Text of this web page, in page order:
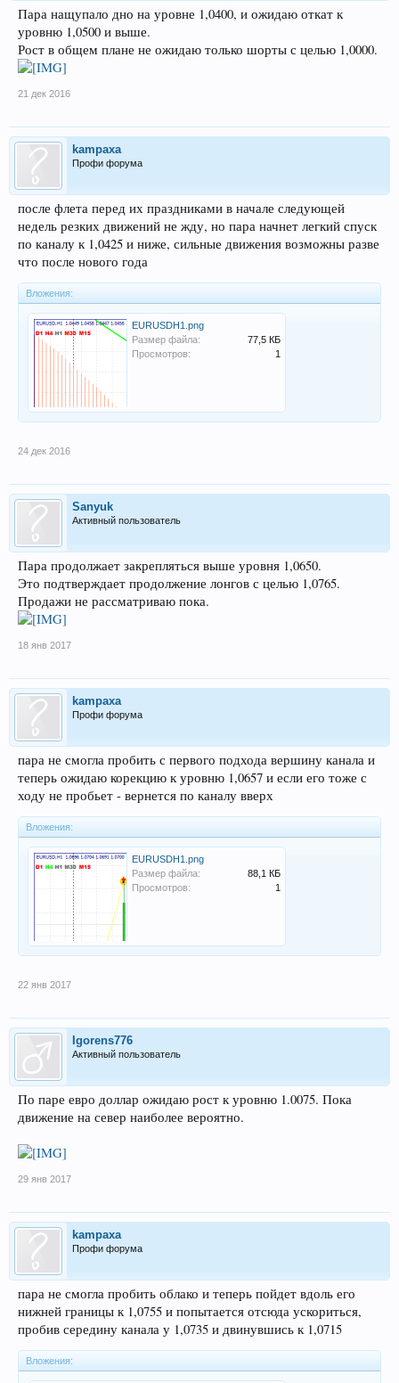
Пара нащупало дно на уровне 1,0400, и ожидаю откат к
уровню 1,0500 и выше.
Рост в общем плане не ожидаю только шорты с целью 1,0000.
21 дек 2016
kampaxa
Профи форума
после флета перед их праздниками в начале следующей
недель резких движений не жду, но пара начнет легкий спуск
по каналу к 1,0425 и ниже, сильные движения возможны разве
что после нового года
Вложения:
EURUSDH1.png
Размер файла:
77,5 КБ
Просмотров:
1
24 дек 2016
Sanyuk
Активный пользователь
Пара продолжает закрепляться выше уровня 1,0650.
Это подтверждает продолжение лонгов с целью 1,0765.
Продажи не рассматриваю пока.
18 янв 2017
kampaxa
Профи форума
пара не смогла пробить с первого подхода вершину канала и
теперь ожидаю корекцию к уровню 1,0657 и если его тоже с
ходу не пробьет - вернется по каналу вверх
Вложения:
EURUSDH1.png
Размер файла:
88,1 КБ
Просмотров:
1
22 янв 2017
Igorens776
Активный пользователь
По паре евро доллар ожидаю рост к уровню 1.0075. Пока
движение на север наиболее вероятно.
29 янв 2017
kampaxa
Профи форума
пара не смогла пробить облако и теперь пойдет вдоль его
нижней границы к 1,0755 и попытается отсюда ускориться,
пробив середину канала у 1,0735 и двинувшись к 1,0715
Вложения: